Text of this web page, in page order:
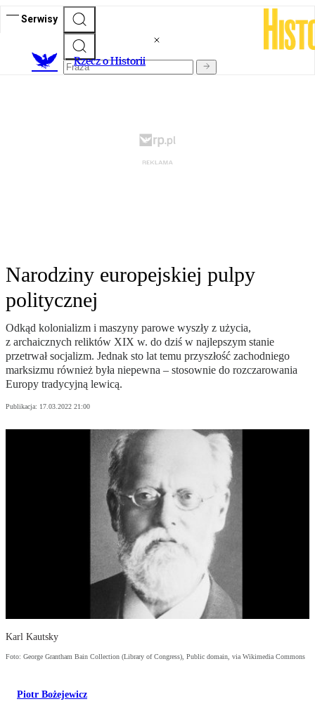
Serwisy
Rzecz o Historii
Narodziny europejskiej pulpy
politycznej
Odkąd kolonializm i maszyny parowe wyszły z użycia,
z archaicznych reliktów XIX w. do dziś w najlepszym stanie
przetrwał socjalizm. Jednak sto lat temu przyszłość zachodniego
marksizmu również była niepewna – stosownie do rozczarowania
Europy tradycyjną lewicą.
Publikacja: 17.03.2022 21:00
Karl Kautsky
Foto: George Grantham Bain Collection (Library of Congress), Public domain, via Wikimedia Commons
Piotr Bożejewicz